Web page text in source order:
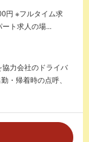
円 ※フルタイム求
ト求人の場...
力会社のドライバ
・帰着時の点呼、